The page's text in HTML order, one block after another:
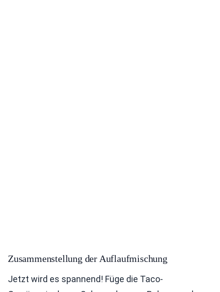
Zusammenstellung der Auflaufmischung
Jetzt wird es spannend! Füge die Taco-